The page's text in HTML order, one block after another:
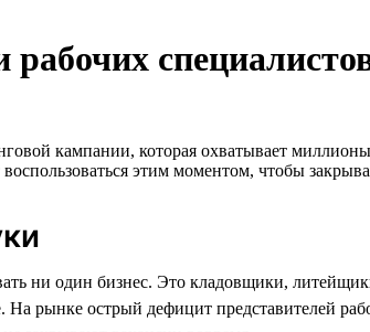
кампании, которая охватывает
этим моментом, чтобы
ни один бизнес. Это кладовщики,
рынке острый дефицит представителей